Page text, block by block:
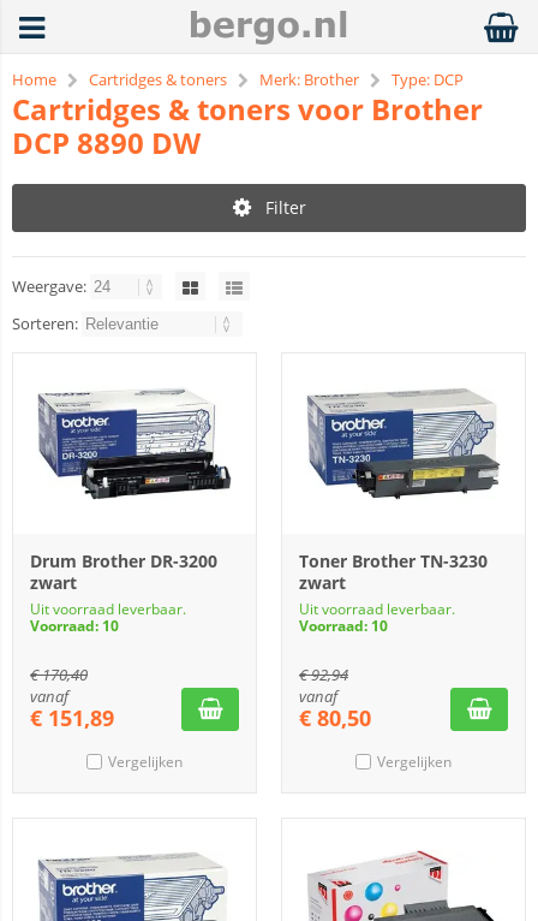
Home Cartridges & toners Merk: Brother Type: DCP
Cartridges & toners voor Brother
DCP 8890 DW
Filter
Weergave:
Sorteren:
Drum Brother DR-3200
zwart
Uit voorraad leverbaar.
Voorraad: 10
€170,40
vanaf
€ 151,89
Vergelijken
Toner Brother TN-3230
zwart
Uit voorraad leverbaar.
Voorraad: 10
€92,94
vanaf
€ 80,50
Vergelijken